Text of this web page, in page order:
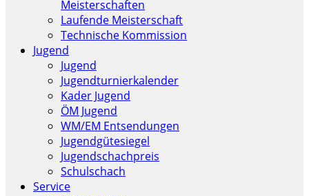
Meisterschaften
Laufende Meisterschaft
Technische Kommission
Jugend
Jugend
Jugendturnierkalender
Kader Jugend
ÖM Jugend
WM/EM Entsendungen
Jugendgütesiegel
Jugendschachpreis
Schulschach
Service